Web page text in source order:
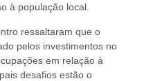
à população local.
ressaltaram que o
pelos investimentos no
em relação à
desafios estão o